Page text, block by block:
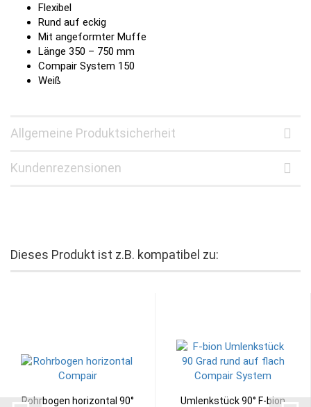
Flexibel
Rund auf eckig
Mit angeformter Muffe
Länge 350 – 750 mm
Compair System 150
Weiß
Allgemeine Produktsicherheit
Kundenrezensionen
Dieses Produkt ist z.B. kompatibel zu:
Rohrbogen horizontal 90°
Umlenkstück 90° F-bion